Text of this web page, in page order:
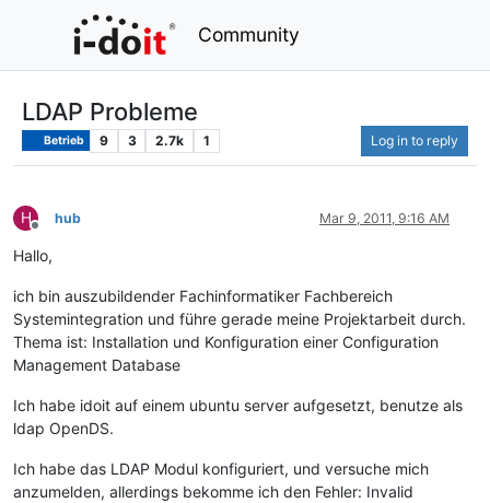
Community
LDAP Probleme
Betrieb 9 3 2.7k 1 Log in to reply
H
Offline
hub Mar 9, 2011, 9:16 AM
Hallo,
ich bin auszubildender Fachinformatiker Fachbereich
Systemintegration und führe gerade meine Projektarbeit durch.
Thema ist: Installation und Konfiguration einer Configuration
Management Database
Ich habe idoit auf einem ubuntu server aufgesetzt, benutze als
ldap OpenDS.
Ich habe das LDAP Modul konfiguriert, und versuche mich
anzumelden, allerdings bekomme ich den Fehler: Invalid